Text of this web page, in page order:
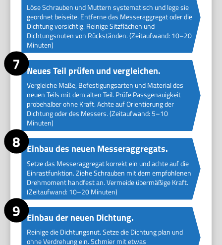
Löse Schrauben und Muttern systematisch und lege sie
geordnet beiseite. Entferne das Messeraggregat oder die
Dichtung vorsichtig. Reinige Sitzflächen und
Dichtungsnuten von Rückständen. (Zeitaufwand: 10–20
Minuten)
Neues Teil prüfen und vergleichen.
Vergleiche Maße, Befestigungsarten und Material des
neuen Teils mit dem alten Teil. Prüfe Passgenauigkeit
probehalber ohne Kraft. Achte auf Orientierung der
Dichtung oder des Messers. (Zeitaufwand: 5–10
Minuten)
Einbau des neuen Messeraggregats.
Setze das Messeraggregat korrekt ein und achte auf die
Einrastfunktion. Ziehe Schrauben mit dem empfohlenen
Drehmoment handfest an. Vermeide übermäßige Kraft.
(Zeitaufwand: 10–20 Minuten)
Einbau der neuen Dichtung.
Reinige die Dichtungsnut. Setze die Dichtung plan und
ohne Verdrehung ein. Schmier mit etwas